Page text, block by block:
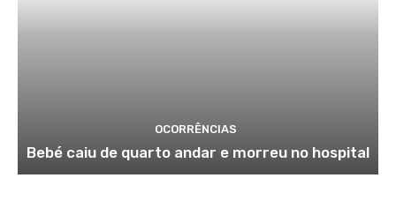
OCORRÊNCIAS
Bebé caiu de quarto andar e morreu no hospital